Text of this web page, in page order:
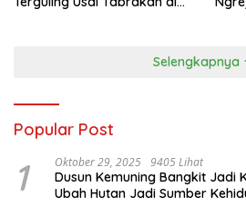
Selengkapnya
Popular Post
1 Oktober 29, 2025 9405 Lihat
Dusun Kemuning Bangkit Jadi
Ubah Hutan Jadi Sumber